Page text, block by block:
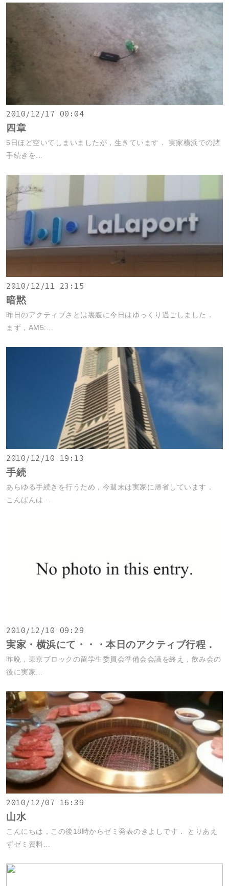
2010/12/17 00:04
四章
5日ほど空いてしまいましたが，生きています． 実家横浜での諸
手続きを...
2010/12/11 23:15
暗黙
昨日のアクティブさとは裏腹に今日はゆっくり過ごしました．
まず，AM5:...
2010/12/10 19:13
手続
あらゆる手続きを行うため，今週末は実家に帰省しています．
こんばんは...
2010/12/10 09:29
実家・横浜にて・・・本日のアクティブ行程．
昨晩，東京ブロックの留学生委員会準備会会議を終え，飲み会の
後に実家...
2010/12/07 16:39
山水
こんにちは，この後18時からゼミ発表のきよしです． とりあえ
ずゼミ資料...